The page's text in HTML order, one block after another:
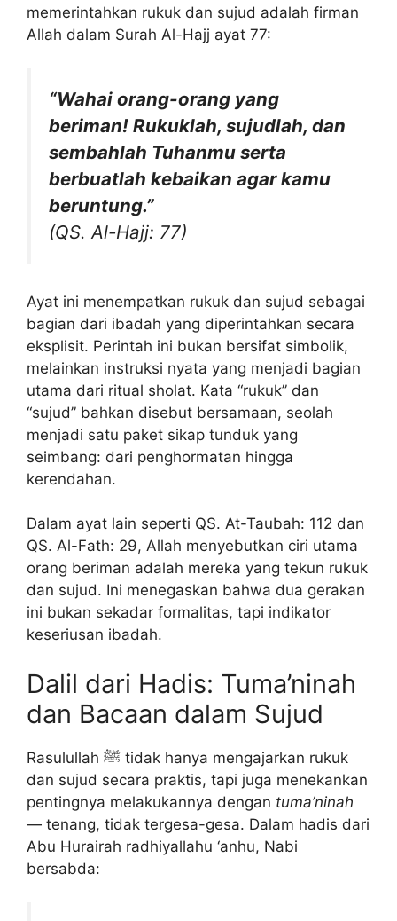
memerintahkan rukuk dan sujud adalah firman
Allah dalam Surah Al-Hajj ayat 77:
“Wahai orang-orang yang
beriman! Rukuklah, sujudlah, dan
sembahlah Tuhanmu serta
berbuatlah kebaikan agar kamu
beruntung.”
(QS. Al-Hajj: 77)
Ayat ini menempatkan rukuk dan sujud sebagai
bagian dari ibadah yang diperintahkan secara
eksplisit. Perintah ini bukan bersifat simbolik,
melainkan instruksi nyata yang menjadi bagian
utama dari ritual sholat. Kata “rukuk” dan
“sujud” bahkan disebut bersamaan, seolah
menjadi satu paket sikap tunduk yang
seimbang: dari penghormatan hingga
kerendahan.
Dalam ayat lain seperti QS. At-Taubah: 112 dan
QS. Al-Fath: 29, Allah menyebutkan ciri utama
orang beriman adalah mereka yang tekun rukuk
dan sujud. Ini menegaskan bahwa dua gerakan
ini bukan sekadar formalitas, tapi indikator
keseriusan ibadah.
Dalil dari Hadis: Tuma’ninah
dan Bacaan dalam Sujud
Rasulullah ﷺ tidak hanya mengajarkan rukuk
dan sujud secara praktis, tapi juga menekankan
pentingnya melakukannya dengan tuma’ninah
— tenang, tidak tergesa-gesa. Dalam hadis dari
Abu Hurairah radhiyallahu ‘anhu, Nabi
bersabda: